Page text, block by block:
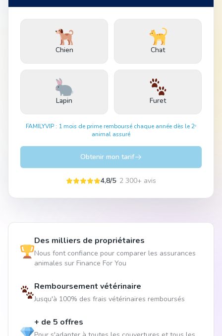
Chien Chat
Lapin Furet
FAMILYVIP : 1 mois de prime remboursé chaque année dès le 2ᵉ
animal assuré
Obtenir mon tarif
4,8/5· 2 300+ avis
Des milliers de propriétaires
Nous font confiance pour comparer les assurances
animales sur Finance For You
Remboursement vétérinaire
Jusqu'à 100% des frais vétérinaires remboursés
+ de 5 offres